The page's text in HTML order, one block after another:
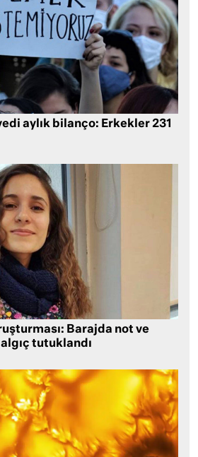
aylık bilanço: Erkekler 231
Barajda not ve
tutuklandı